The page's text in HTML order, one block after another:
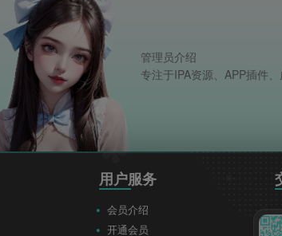
管理员介绍
专注于IPA资源、APP插件
用户服务
会员介绍
开通会员